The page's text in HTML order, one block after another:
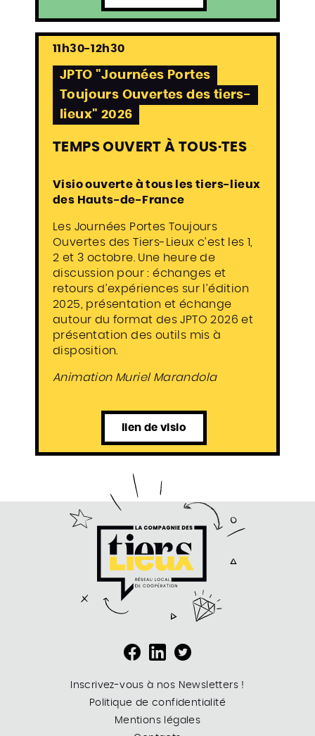
11h30-12h30
JPTO "Journées Portes
Toujours Ouvertes des tiers-
lieux" 2026
TEMPS OUVERT À TOUS·TES
Visio ouverte à tous les tiers-lieux
des Hauts-de-France
Les Journées Portes Toujours
Ouvertes des Tiers-Lieux c’est les 1,
2 et 3 octobre. Une heure de
discussion pour : échanges et
retours d’expériences sur l’édition
2025, présentation et échange
autour du format des JPTO 2026 et
présentation des outils mis à
disposition.
Animation Muriel Marandola
lien de visio
Inscrivez-vous à nos Newsletters !
Politique de confidentialité
Mentions légales